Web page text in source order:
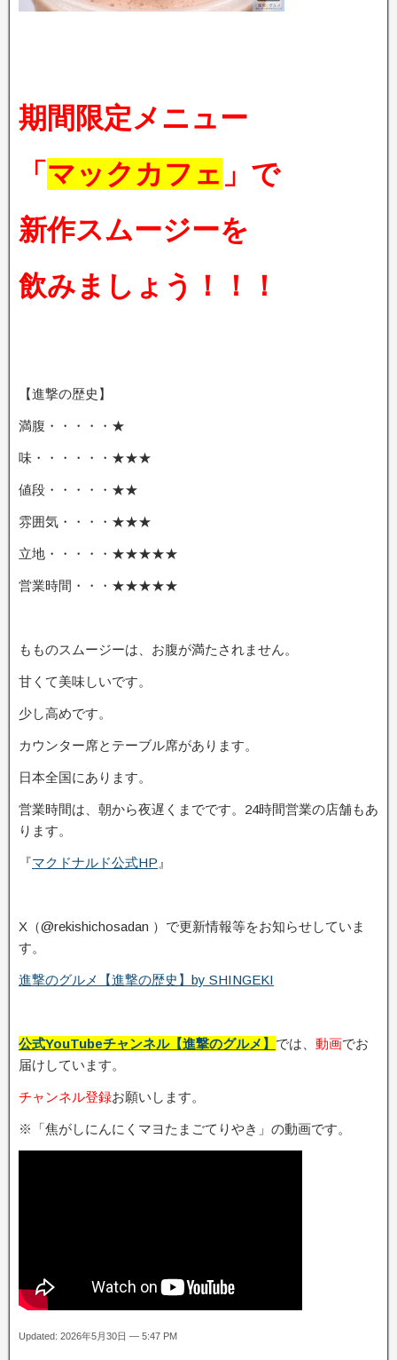
期間限定メニュー
「 マックカフェ 」で
新作スムージーを
飲みましょう！！！
【進撃の歴史】
満腹・・・・・★
味・・・・・・★★★
値段・・・・・★★
雰囲気・・・・★★★
立地・・・・・★★★★★
営業時間・・・★★★★★
もものスムージーは、お腹が満たされません。
甘くて美味しいです。
少し高めです。
カウンター席とテーブル席があります。
日本全国にあります。
営業時間は、朝から夜遅くまでです。24時間営業の店舗もあ
ります。
『マクドナルド公式HP 』
X（@rekishichosadan ）で更新情報等をお知らせしていま
す。
進撃のグルメ【進撃の歴史】by SHINGEKI
公式YouTubeチャンネル【進撃のグルメ】 では、 動画でお
届けしています。
チャンネル登録お願いします。
※「焦がしにんにくマヨたまごてりやき」の動画です。
Updated: 2026年5月30日 — 5:47 PM